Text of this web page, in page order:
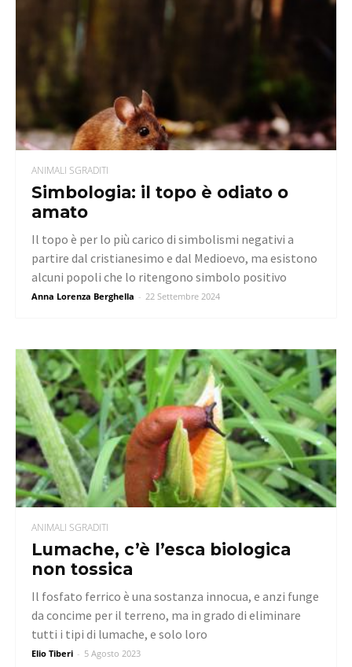
ANIMALI SGRADITI
Simbologia: il topo è odiato o
amato
Anna Lorenza Berghella - 22 Settembre 2024
Il topo è per lo più carico di simbolismi negativi a
partire dal cristianesimo e dal Medioevo, ma esistono
alcuni popoli che lo ritengono simbolo positivo
ANIMALI SGRADITI
Lumache, c’è l’esca biologica
non tossica
Elio Tiberi - 5 Agosto 2023
Il fosfato ferrico è una sostanza innocua, e anzi funge
da concime per il terreno, ma in grado di eliminare
tutti i tipi di lumache, e solo loro